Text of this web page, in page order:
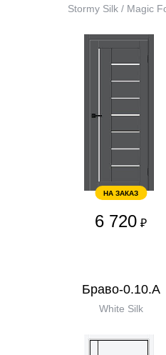
Stormy Silk / Magic
НА ЗАКАЗ
6 720 ₽
Браво-0.10.А
White Silk